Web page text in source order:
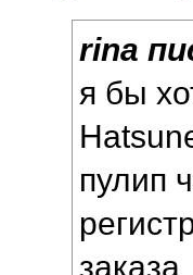
rina
я бы
пулип
заказа